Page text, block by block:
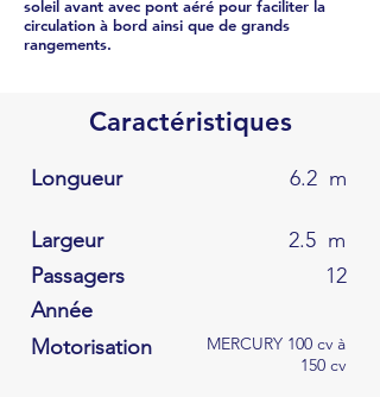
soleil avant avec pont aéré pour faciliter la
circulation à bord ainsi que de grands
rangements.
Caractéristiques
Longueur 6.2 m
Largeur 2.5 m
Passagers
12
Année
Motorisation
MERCURY 100 cv à
150 cv